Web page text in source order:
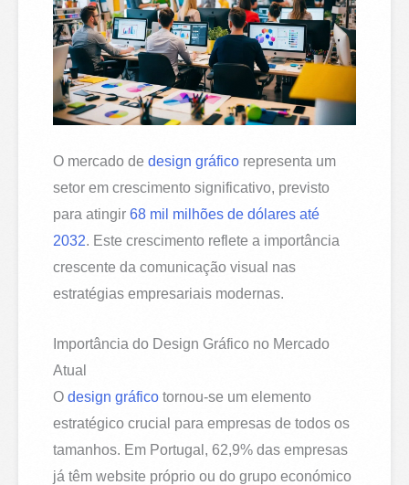
O mercado dedesign gráfico representa um
setor em crescimento significativo, previsto
para atingir68 mil milhões de dólares até
2032. Este crescimento reflete a importância
crescente da comunicação visual nas
estratégias empresariais modernas.
Importância do Design Gráfico no Mercado
Atual
Odesign gráfico tornou-se um elemento
estratégico crucial para empresas de todos os
tamanhos. Em Portugal, 62,9% das empresas
já têm website próprio ou do grupo económico